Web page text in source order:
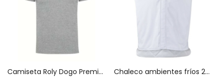
Camiseta Roly Dogo Premium Unisex Chaleco ambientes fríos 255901